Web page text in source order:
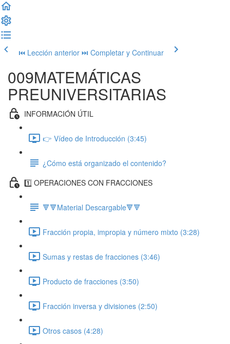
⏮ Lección anterior ⏭ Completar y Continuar
009MATEMÁTICAS
PREUNIVERSITARIAS
INFORMACIÓN ÚTIL
👉 Vídeo de Introducción (3:45)
¿Cómo está organizado el contenido?
1️⃣ OPERACIONES CON FRACCIONES
🔻🔻Material Descargable🔻🔻
Fracción propia, impropia y número mixto (3:28)
Sumas y restas de fracciones (3:46)
Producto de fracciones (3:50)
Fracción inversa y divisiones (2:50)
Otros casos (4:28)